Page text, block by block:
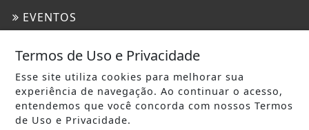
EVENTOS
RECEITAS
ROCK IN RIO
Termos de Uso e Privacidade
Esse site utiliza cookies para melhorar sua
experiência de navegação. Ao continuar o acesso,
entendemos que você concorda com nossos Termos
de Uso e Privacidade.